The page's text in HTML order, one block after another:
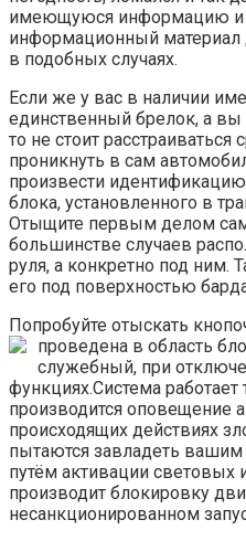
имеющуюся информацию и
информационный материал
в подобных случаях.
Если же у вас в наличии
единственный брелок, а вы
то не стоит
проникнуть в сам
произвести
блока, установленного в
Отыщите первым делом
большинстве случаев
руля, а конкретно под ним.
его под поверхностью
Попробуйте отыскать
проведена в область
служебный, при
функциях.Система
производится оповещение
происходящих действиях
пытаются завладеть
путём активации световых
производит блокировку
несанкционированном